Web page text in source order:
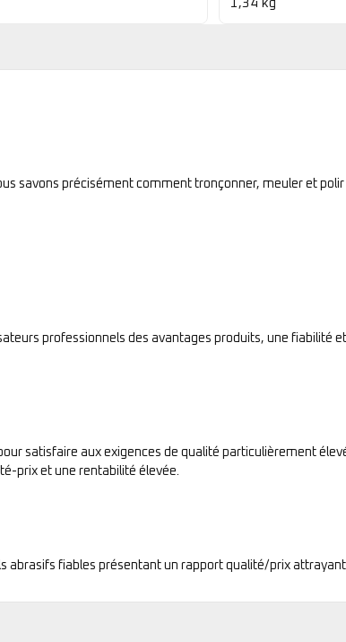
1,34 kg
savons précisément comment tronçonner, meuler et
professionnels des avantages produits, une fiabilité
satisfaire aux exigences de qualité particulièrement
prix et une rentabilité élevée.
abrasifs fiables présentant un rapport qualité/prix